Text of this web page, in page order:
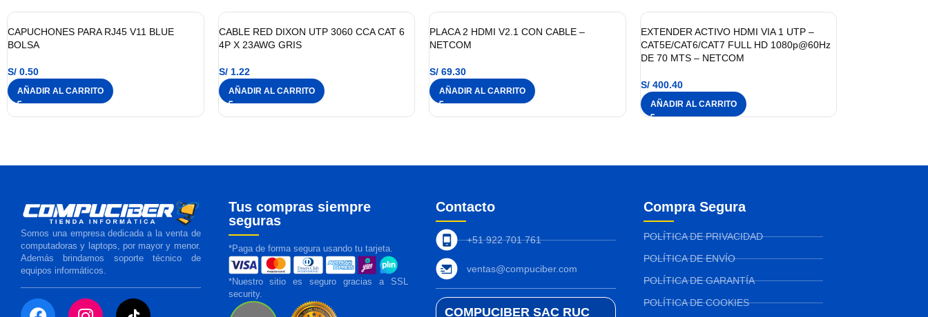
CAPUCHONES PARA RJ45 V11 BLUE
BOLSA
S/ 0.50
AÑADIR AL CARRITO
CABLE RED DIXON UTP 3060 CCA CAT 6
4P X 23AWG GRIS
S/1.22
AÑADIR AL CARRITO
PLACA 2 HDMI V2.1 CON CABLE –
NETCOM
S/ 69.30
AÑADIR AL CARRITO
EXTENDER ACTIVO HDMI VIA 1 UTP –
CAT5E/CAT6/CAT7 FULL HD 1080p@60Hz
DE 70 MTS – NETCOM
S/400.40
AÑADIR AL CARRITO
Somos una empresa dedicada a la venta de
computadoras y laptops, por mayor y menor.
Además brindamos soporte técnico de
equipos informáticos.
Tus compras siempre
seguras
*Paga de forma segura usando tu tarjeta.
*Nuestro sitio es seguro gracias a SSL
security.
Contacto
+51 922 701 761
ventas@compuciber.com
COMPUCIBER SAC RUC
Compra Segura
POLÍTICA DE PRIVACIDAD
POLÍTICA DE ENVÍO
POLÍTICA DE GARANTÍA
POLÍTICA DE COOKIES